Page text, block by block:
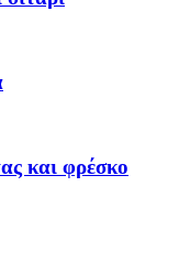
και φρέσκο